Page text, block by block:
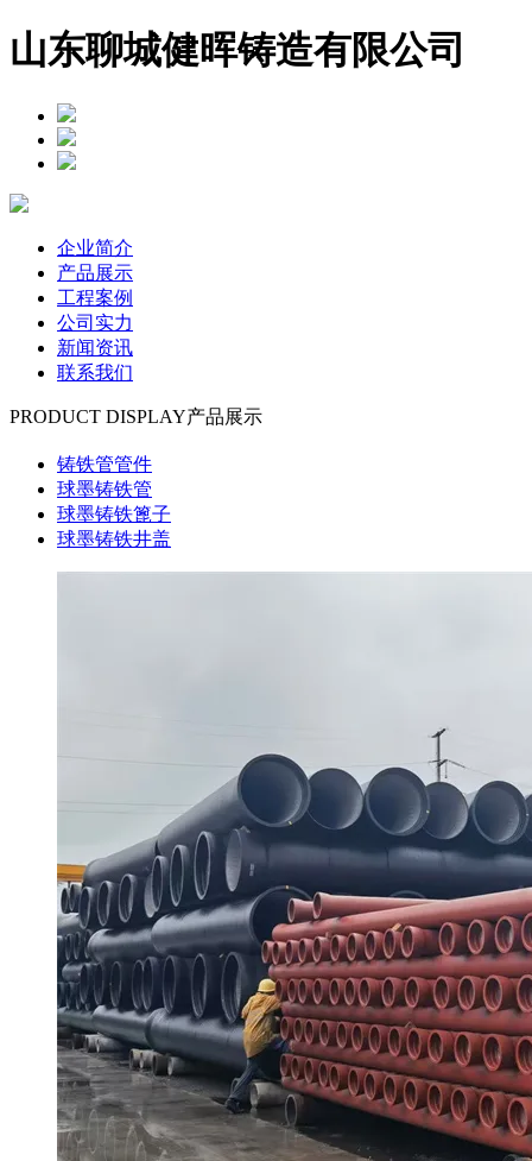
山东聊城健晖铸造有限公司
企业简介
产品展示
工程案例
公司实力
新闻资讯
联系我们
PRODUCT DISPLAY产品展示
铸铁管管件
球墨铸铁管
球墨铸铁篦子
球墨铸铁井盖